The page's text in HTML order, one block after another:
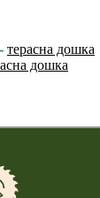
- терасна дошка
дошка